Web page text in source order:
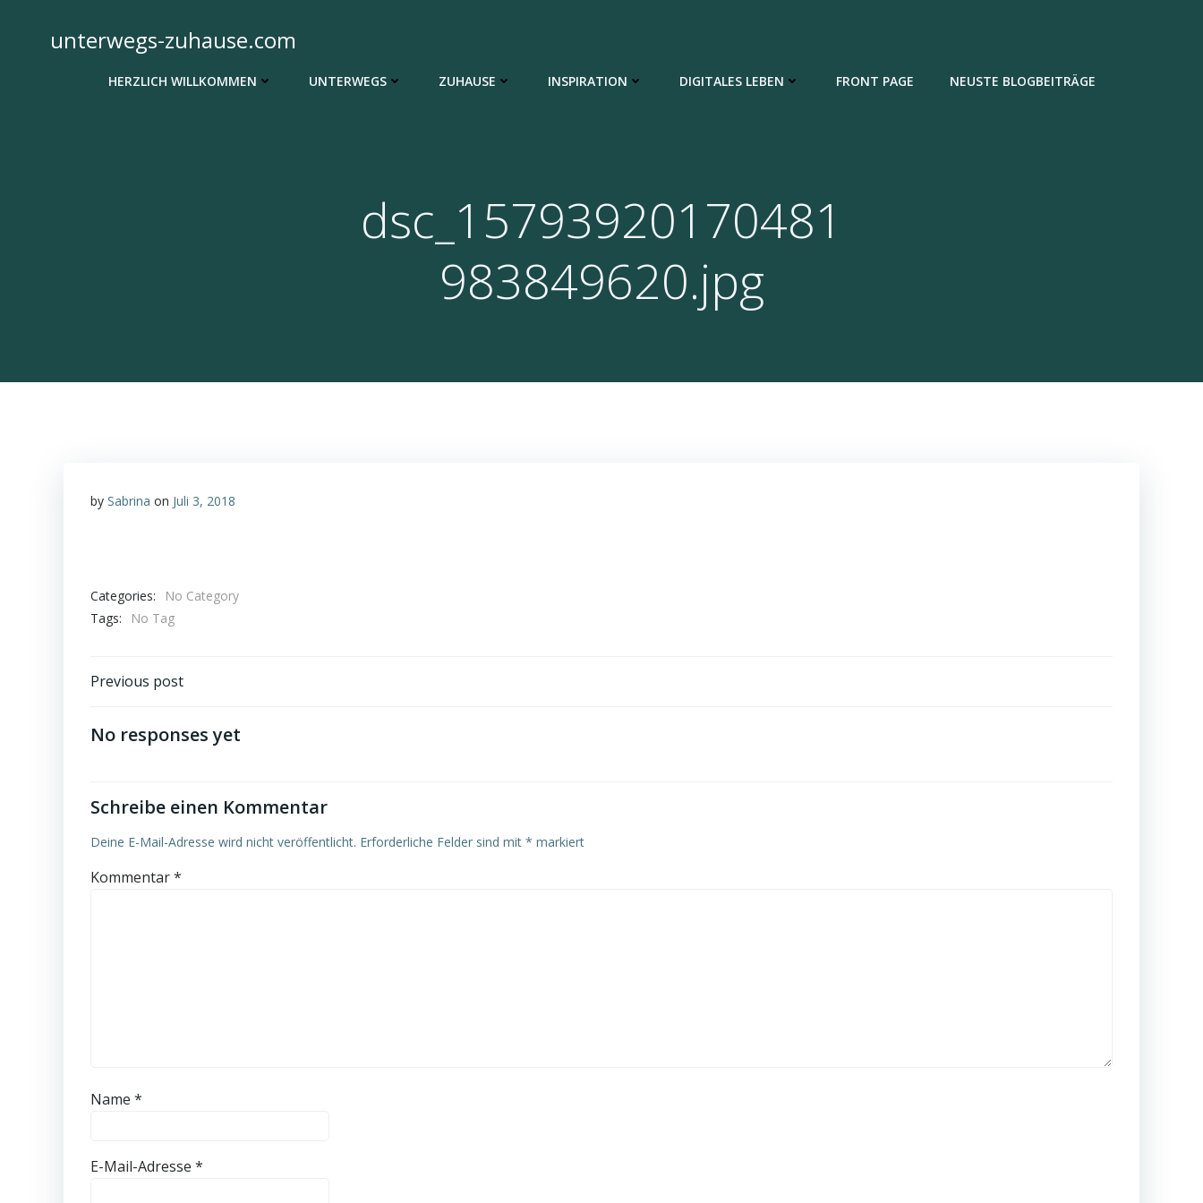
springenunterwegs-zuhause.com
HERZLICH WILLKOMMEN UNTERWEGS ZUHAUSE INSPIRATION DIGITALES LEBEN FRONT PAGE NEUSTE BLOGBEITRÄGE
dsc_15793920170481
983849620.jpg
by Sabrina on Juli 3, 2018
Categories:
No Category
Tags:
No Tag
Post
navigation
Previous post
No responses yet
Schreibe einen Kommentar
Deine E-Mail-Adresse wird nicht veröffentlicht. Erforderliche Felder sind mit * markiert
Kommentar*
Name *
E-Mail-Adresse *